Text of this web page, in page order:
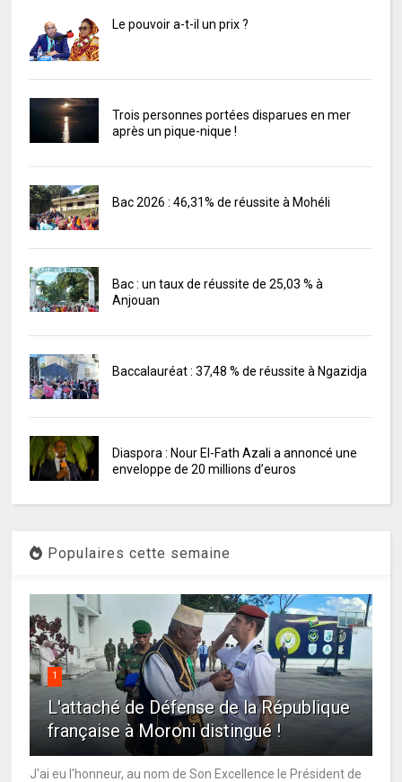
Le pouvoir a-t-il un prix ?
Trois personnes portées disparues en mer
après un pique-nique !
Bac 2026 : 46,31% de réussite à Mohéli
Bac : un taux de réussite de 25,03 % à
Anjouan
Baccalauréat : 37,48 % de réussite à Ngazidja
Diaspora : Nour El-Fath Azali a annoncé une
enveloppe de 20 millions d’euros
Populaires cette semaine
1
L'attaché de Défense de la République
française à Moroni distingué !
J'ai eu l'honneur, au nom de Son Excellence le Président de